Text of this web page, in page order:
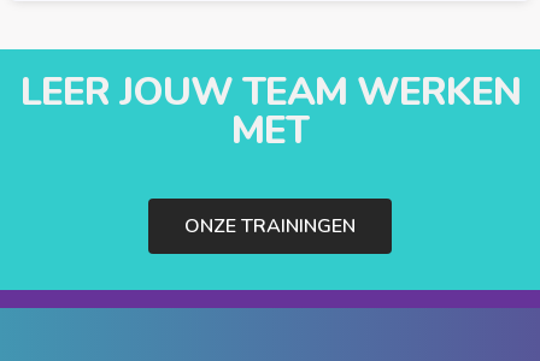
LEER JOUW TEAM WERKEN
MET
ONZE TRAININGEN